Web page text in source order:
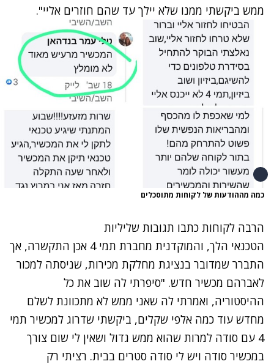
ממש ביקשתי ממנו שלא יילך עד שהם חוזרים אליי".
כמה מההודעות של לקוחות מתוסכלים
הרבה לקוחות כתבו תגובות שליליות
הטכנאי הלך, והמוקדנית מחברת תמי 4 אכן התקשרה, אך
התברר שמדובר בנציגת מחלקת מכירות, שניסתה למכור
לאברהם מכשיר חדש. "סיפרתי לה שוב את כל
ההיסטוריה, ואמרתי לה שאני ממש לא מתכוונת לשלם
מחדש עוד כמה אלפי שקלים, ביקשתי שדרוג למכשיר תמי
4 עם סודה למרות שהוא ממש גדול ושאין לי שום צורך
במכשיר סודה ויש לי סודה סטרים בבית. רציתי רק